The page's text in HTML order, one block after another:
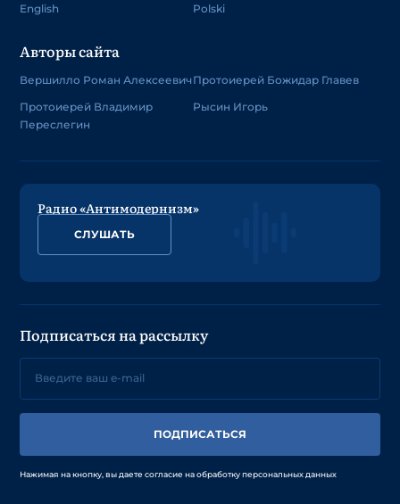
English
Polski
Авторы сайта
Вершилло Роман Алексеевич
Протоиерей Владимир
Переслегин
Протоиерей Божидар Главев
Рысин Игорь
Радио «Антимодернизм»
СЛУШАТЬ
Подписаться на рассылку
ПОДПИСАТЬСЯ
Нажимая на кнопку, вы даете согласие на обработку персональных данных